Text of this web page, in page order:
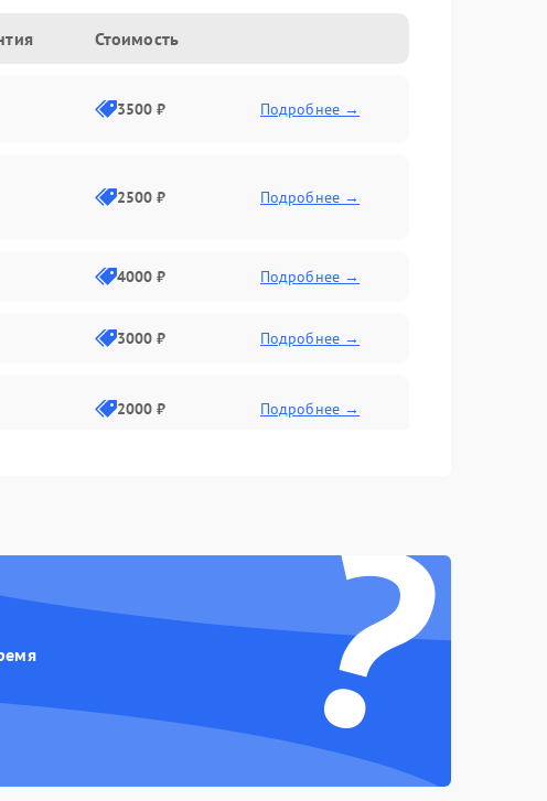
Стоимость
3500 ₽ Подробнее →
2500 ₽ Подробнее →
4000 ₽ Подробнее →
3000 ₽ Подробнее →
2000 ₽ Подробнее →
?